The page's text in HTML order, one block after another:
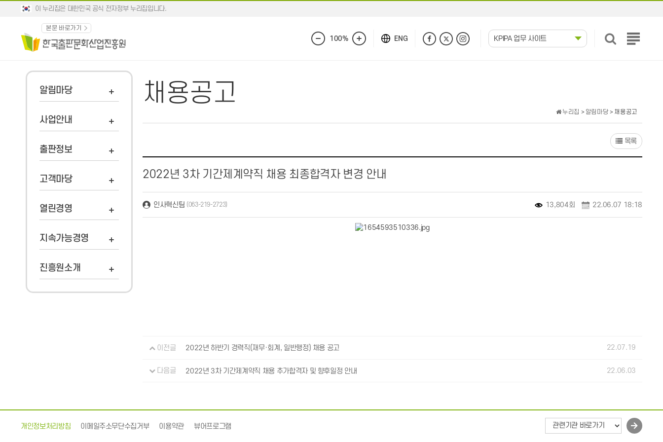
이 누리집은 대한민국 공식 전자정부 누리집입니다.
본문 바로가기
화
100%
화
ENG KPIPA 업무 사이트
전
알림마당
사업안내
출판정보
고객마당
열린경영
지속가능경영
진흥원소개
채용공고
누리집 > 알림마당 > 채용공고
목록
2022년 3차 기간제계약직 채용 최종합격자 변경 안내
인사혁신팀 (063-219-2723) 13,804회 22.06.07 18:18
이전글 2022년 하반기 경력직(재무·회계, 일반행정) 채용 공고 22.07.19
다음글 2022년 3차 기간제계약직 채용 추가합격자 및 향후일정 안내 22.06.03
개인정보처리방침 이메일주소무단수집거부 이용약관 뷰어프로그램
바
로